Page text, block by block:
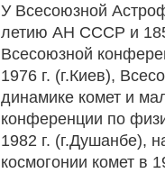
У Всесоюзной
летию АН СССР и
Всесоюзной
1976 г. (г.Киев),
динамике комет и
конференции по
1982 г. (г.Душанбе),
космогонии комет в